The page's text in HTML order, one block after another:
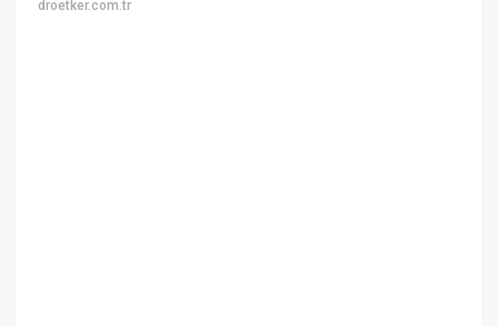
droetker.com.tr